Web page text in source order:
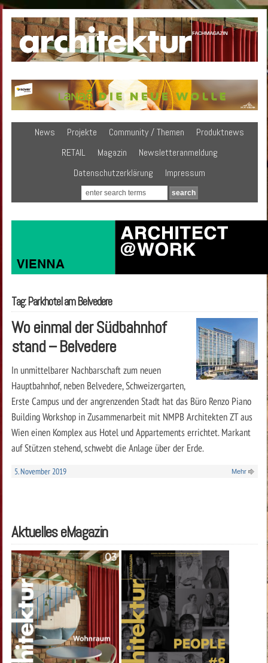
News Projekte Community / Themen
Produktnews
RETAIL
Magazin
Newsletteranmeldung
Datenschutzerklärung
Impressum
Tag: Parkhotel am Belvedere
Wo einmal der Südbahnhof
stand – Belvedere
In unmittelbarer Nachbarschaft zum neuen
Hauptbahnhof, neben Belvedere, Schweizergarten,
Erste Campus und der angrenzenden Stadt hat das Büro Renzo Piano
Building Workshop in Zusammenarbeit mit NMPB Architekten ZT aus
Wien einen Komplex aus Hotel und Appartements errichtet. Markant
auf Stützen stehend, schwebt die Anlage über der Erde.
5. November 2019 Mehr
Aktuelles eMagazin